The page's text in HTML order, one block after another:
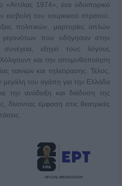
«Αττίλας 1974», ένα οδοιπορικό
του τουρκικού στρατού,
πολιτικών, μαρτυρίες απλών
που οδήγησαν στην
εξηγεί τους λόγους
και την απομυθοποίηση
ταινιών και τηλεόρασης. Τέλος,
μεγάλη του αγάπη για την Ελλάδα
την ανάδειξη και διάδοση της
δίνοντας έμφαση στις θεατρικές